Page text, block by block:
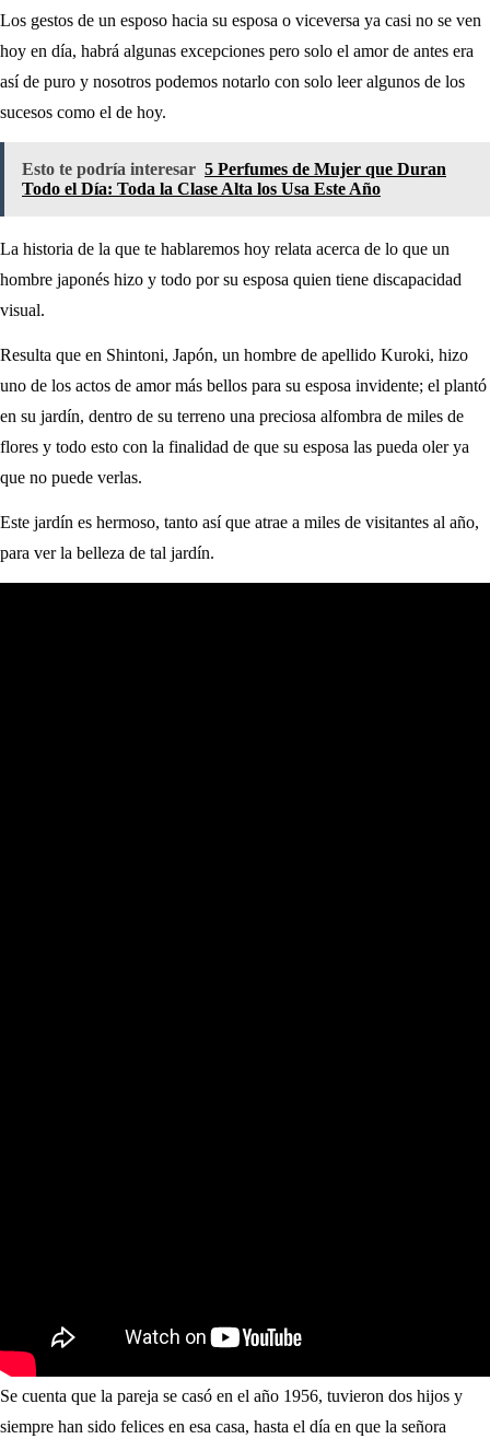
Los gestos de un esposo hacia su esposa o viceversa ya casi no se ven
hoy en día, habrá algunas excepciones pero solo el amor de antes era
así de puro y nosotros podemos notarlo con solo leer algunos de los
sucesos como el de hoy.
Esto te podría interesar 5 Perfumes de Mujer que Duran
Todo el Día: Toda la Clase Alta los Usa Este Año
La historia de la que te hablaremos hoy relata acerca de lo que un
hombre japonés hizo y todo por su esposa quien tiene discapacidad
visual.
Resulta que en Shintoni, Japón, un hombre de apellido Kuroki, hizo
uno de los actos de amor más bellos para su esposa invidente; el plantó
en su jardín, dentro de su terreno una preciosa alfombra de miles de
flores y todo esto con la finalidad de que su esposa las pueda oler ya
que no puede verlas.
Este jardín es hermoso, tanto así que atrae a miles de visitantes al año,
para ver la belleza de tal jardín.
Se cuenta que la pareja se casó en el año 1956, tuvieron dos hijos y
siempre han sido felices en esa casa, hasta el día en que la señora